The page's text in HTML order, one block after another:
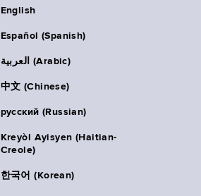
English
Español (Spanish)
العربية (Arabic)
中文 (Chinese)
русский (Russian)
Kreyòl Ayisyen (Haitian-
Creole)
한국어 (Korean)